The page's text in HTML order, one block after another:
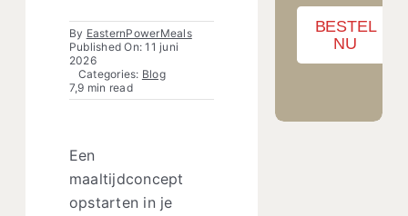
By EasternPowerMeals
Published On: 11 juni
2026
Categories: Blog
7,9 min read
Een
maaltijdconcept
opstarten in je
BESTEL
NU